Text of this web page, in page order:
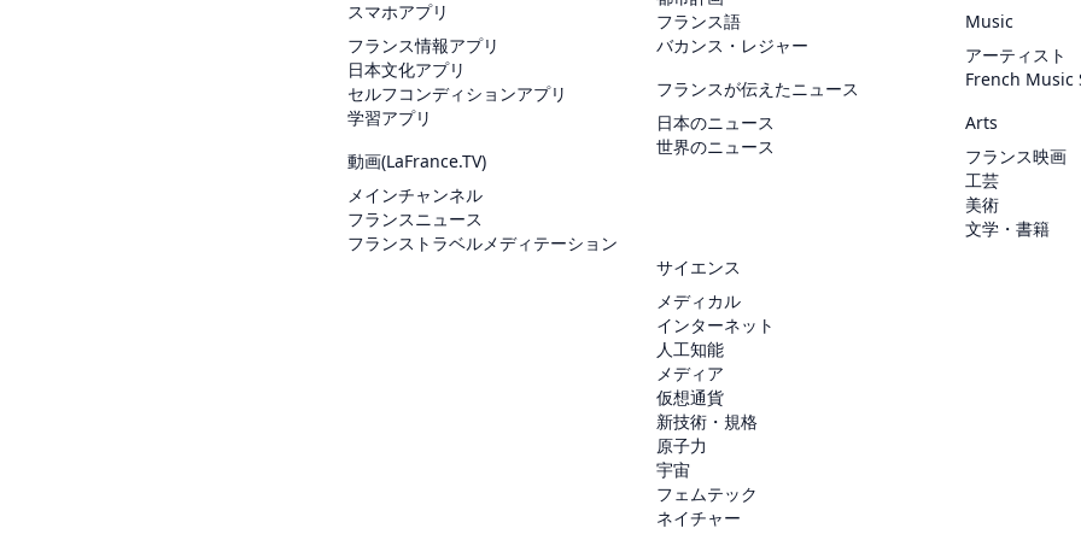
スマホアプリ
フランス情報アプリ
日本文化アプリ
セルフコンディションアプリ
学習アプリ
動画(LaFrance.TV)
メインチャンネル
フランスニュース
フランストラベルメディテーション
フランス語
バカンス・レジャー
フランスが伝えたニュース
日本のニュース
世界のニュース
Music
アーティスト
French Music
Arts
フランス映画
工芸
美術
文学・書籍
サイエンス
メディカル
インターネット
人工知能
メディア
仮想通貨
新技術・規格
原子力
宇宙
フェムテック
ネイチャー